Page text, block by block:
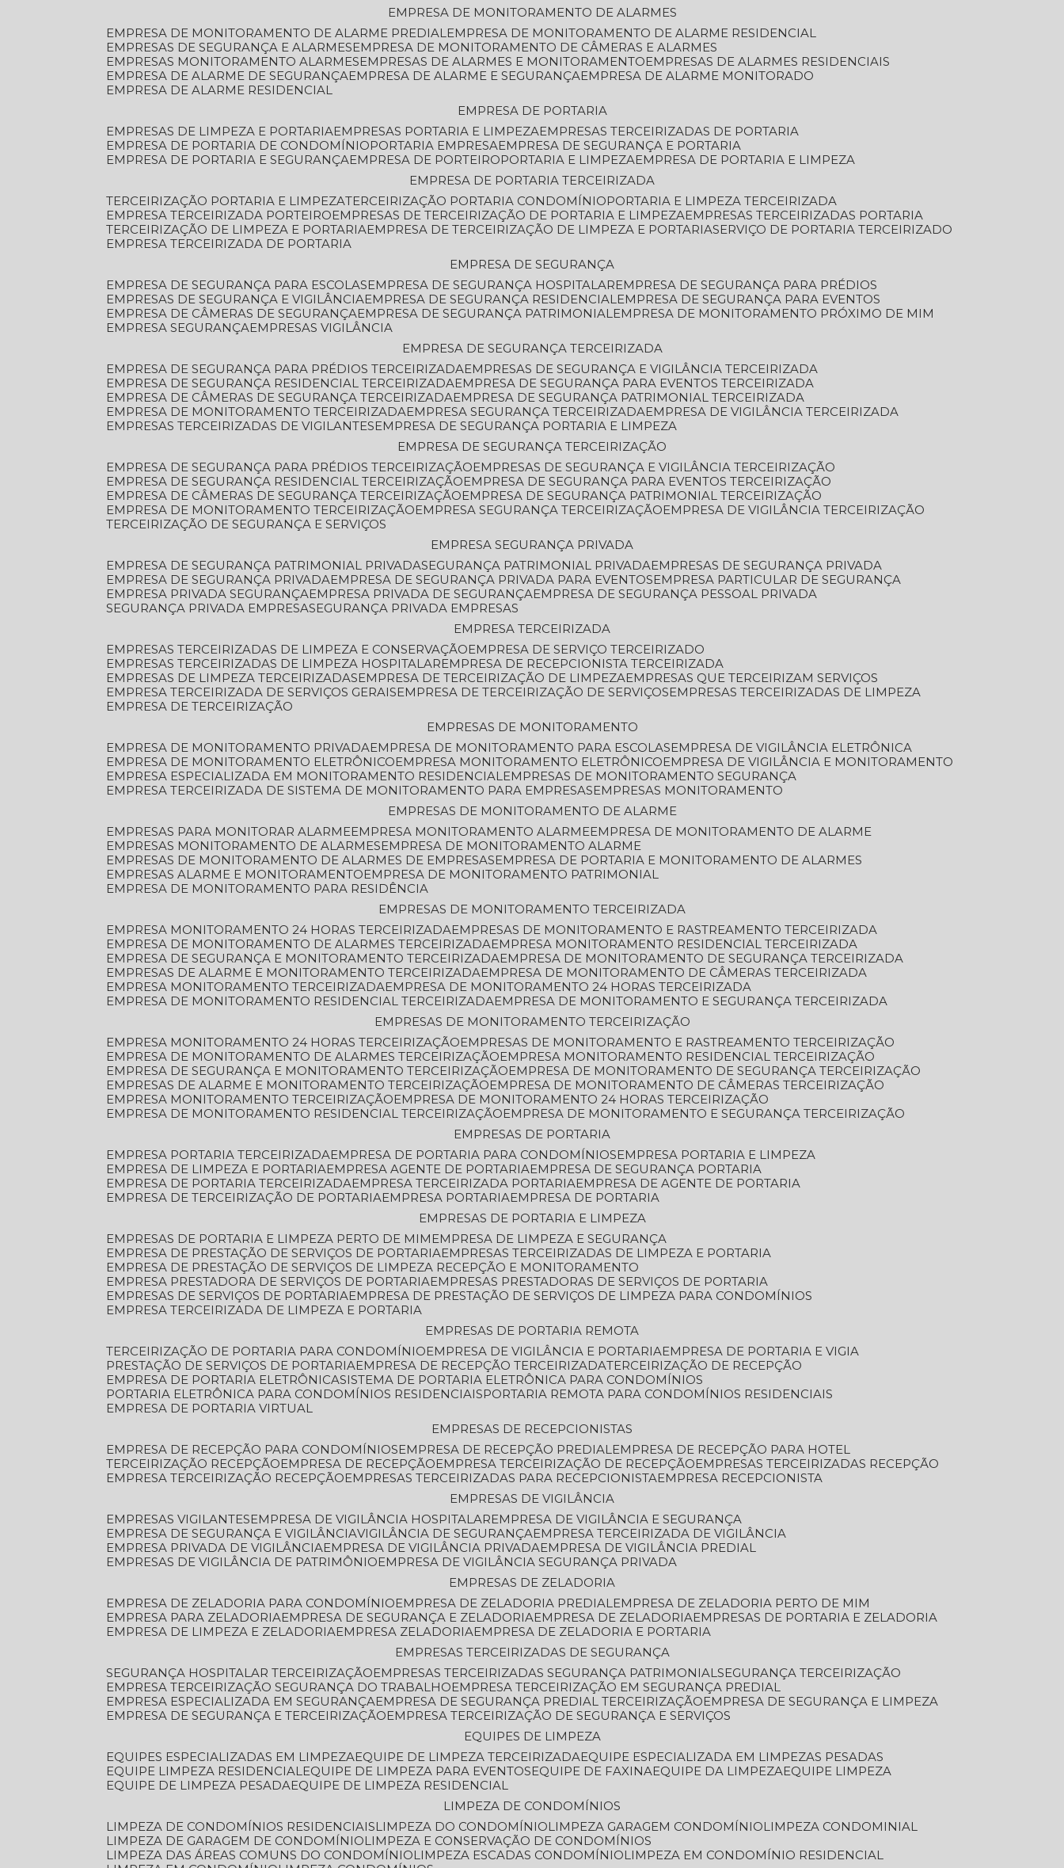
EMPRESA DE MONITORAMENTO DE ALARMES
EMPRESA DE MONITORAMENTO DE ALARME PREDIAL
EMPRESA DE MONITORAMENTO DE ALARME RESIDENCIAL
EMPRESAS DE SEGURANÇA E ALARMES
EMPRESA DE MONITORAMENTO DE CÂMERAS E ALARMES
EMPRESAS MONITORAMENTO ALARMES
EMPRESAS DE ALARMES E MONITORAMENTO
EMPRESAS DE ALARMES RESIDENCIAIS
EMPRESA DE ALARME DE SEGURANÇA
EMPRESA DE ALARME E SEGURANÇA
EMPRESA DE ALARME MONITORADO
EMPRESA DE ALARME RESIDENCIAL
EMPRESA DE PORTARIA
EMPRESAS DE LIMPEZA E PORTARIA
EMPRESAS PORTARIA E LIMPEZA
EMPRESAS TERCEIRIZADAS DE PORTARIA
EMPRESA DE PORTARIA DE CONDOMÍNIO
PORTARIA EMPRESA
EMPRESA DE SEGURANÇA E PORTARIA
EMPRESA DE PORTARIA E SEGURANÇA
EMPRESA DE PORTEIRO PORTARIA E LIMPEZA
EMPRESA DE PORTARIA E LIMPEZA
EMPRESA DE PORTARIA TERCEIRIZADA
TERCEIRIZAÇÃO PORTARIA E LIMPEZA TERCEIRIZAÇÃO PORTARIA CONDOMÍNIO
PORTARIA E LIMPEZA TERCEIRIZADA
EMPRESA TERCEIRIZADA PORTEIRO
EMPRESAS DE TERCEIRIZAÇÃO DE PORTARIA E LIMPEZA
EMPRESAS TERCEIRIZADAS PORTARIA
TERCEIRIZAÇÃO DE LIMPEZA E PORTARIA
EMPRESA DE TERCEIRIZAÇÃO DE LIMPEZA E PORTARIA SERVIÇO DE PORTARIA TERCEIRIZADO
EMPRESA TERCEIRIZADA DE PORTARIA
EMPRESA DE SEGURANÇA
EMPRESA DE SEGURANÇA PARA ESCOLAS
EMPRESA DE SEGURANÇA HOSPITALAR
EMPRESA DE SEGURANÇA PARA PRÉDIOS
EMPRESAS DE SEGURANÇA E VIGILÂNCIA
EMPRESA DE SEGURANÇA RESIDENCIAL
EMPRESA DE SEGURANÇA PARA EVENTOS
EMPRESA DE CÂMERAS DE SEGURANÇA
EMPRESA DE SEGURANÇA PATRIMONIAL
EMPRESA DE MONITORAMENTO PRÓXIMO DE MIM
EMPRESA SEGURANÇA
EMPRESAS VIGILÂNCIA
EMPRESA DE SEGURANÇA TERCEIRIZADA
EMPRESA DE SEGURANÇA PARA PRÉDIOS TERCEIRIZADA
EMPRESAS DE SEGURANÇA E VIGILÂNCIA TERCEIRIZADA
EMPRESA DE SEGURANÇA RESIDENCIAL TERCEIRIZADA
EMPRESA DE SEGURANÇA PARA EVENTOS TERCEIRIZADA
EMPRESA DE CÂMERAS DE SEGURANÇA TERCEIRIZADA
EMPRESA DE SEGURANÇA PATRIMONIAL TERCEIRIZADA
EMPRESA DE MONITORAMENTO TERCEIRIZADA
EMPRESA SEGURANÇA TERCEIRIZADA
EMPRESA DE VIGILÂNCIA TERCEIRIZADA
EMPRESAS TERCEIRIZADAS DE VIGILANTES
EMPRESA DE SEGURANÇA PORTARIA E LIMPEZA
EMPRESA DE SEGURANÇA TERCEIRIZAÇÃO
EMPRESA DE SEGURANÇA PARA PRÉDIOS TERCEIRIZAÇÃO
EMPRESAS DE SEGURANÇA E VIGILÂNCIA TERCEIRIZAÇÃO
EMPRESA DE SEGURANÇA RESIDENCIAL TERCEIRIZAÇÃO
EMPRESA DE SEGURANÇA PARA EVENTOS TERCEIRIZAÇÃO
EMPRESA DE CÂMERAS DE SEGURANÇA TERCEIRIZAÇÃO
EMPRESA DE SEGURANÇA PATRIMONIAL TERCEIRIZAÇÃO
EMPRESA DE MONITORAMENTO TERCEIRIZAÇÃO
EMPRESA SEGURANÇA TERCEIRIZAÇÃO
EMPRESA DE VIGILÂNCIA TERCEIRIZAÇÃO
TERCEIRIZAÇÃO DE SEGURANÇA E SERVIÇOS
EMPRESA SEGURANÇA PRIVADA
EMPRESA DE SEGURANÇA PATRIMONIAL PRIVADA SEGURANÇA PATRIMONIAL PRIVADA
EMPRESAS DE SEGURANÇA PRIVADA
EMPRESA DE SEGURANÇA PRIVADA
EMPRESA DE SEGURANÇA PRIVADA PARA EVENTOS
EMPRESA PARTICULAR DE SEGURANÇA
EMPRESA PRIVADA SEGURANÇA
EMPRESA PRIVADA DE SEGURANÇA
EMPRESA DE SEGURANÇA PESSOAL PRIVADA
SEGURANÇA PRIVADA EMPRESA SEGURANÇA PRIVADA EMPRESAS
EMPRESA TERCEIRIZADA
EMPRESAS TERCEIRIZADAS DE LIMPEZA E CONSERVAÇÃO
EMPRESA DE SERVIÇO TERCEIRIZADO
EMPRESAS TERCEIRIZADAS DE LIMPEZA HOSPITALAR
EMPRESA DE RECEPCIONISTA TERCEIRIZADA
EMPRESAS DE LIMPEZA TERCEIRIZADAS
EMPRESA DE TERCEIRIZAÇÃO DE LIMPEZA
EMPRESAS QUE TERCEIRIZAM SERVIÇOS
EMPRESA TERCEIRIZADA DE SERVIÇOS GERAIS
EMPRESA DE TERCEIRIZAÇÃO DE SERVIÇOS
EMPRESAS TERCEIRIZADAS DE LIMPEZA
EMPRESA DE TERCEIRIZAÇÃO
EMPRESAS DE MONITORAMENTO
EMPRESA DE MONITORAMENTO PRIVADA
EMPRESA DE MONITORAMENTO PARA ESCOLAS
EMPRESA DE VIGILÂNCIA ELETRÔNICA
EMPRESA DE MONITORAMENTO ELETRÔNICO
EMPRESA MONITORAMENTO ELETRÔNICO
EMPRESA DE VIGILÂNCIA E MONITORAMENTO
EMPRESA ESPECIALIZADA EM MONITORAMENTO RESIDENCIAL
EMPRESAS DE MONITORAMENTO SEGURANÇA
EMPRESA TERCEIRIZADA DE SISTEMA DE MONITORAMENTO PARA EMPRESAS
EMPRESAS MONITORAMENTO
EMPRESAS DE MONITORAMENTO DE ALARME
EMPRESAS PARA MONITORAR ALARME
EMPRESA MONITORAMENTO ALARME
EMPRESA DE MONITORAMENTO DE ALARME
EMPRESAS MONITORAMENTO DE ALARMES
EMPRESA DE MONITORAMENTO ALARME
EMPRESAS DE MONITORAMENTO DE ALARMES DE EMPRESAS
EMPRESA DE PORTARIA E MONITORAMENTO DE ALARMES
EMPRESAS ALARME E MONITORAMENTO
EMPRESA DE MONITORAMENTO PATRIMONIAL
EMPRESA DE MONITORAMENTO PARA RESIDÊNCIA
EMPRESAS DE MONITORAMENTO TERCEIRIZADA
EMPRESA MONITORAMENTO 24 HORAS TERCEIRIZADA
EMPRESAS DE MONITORAMENTO E RASTREAMENTO TERCEIRIZADA
EMPRESA DE MONITORAMENTO DE ALARMES TERCEIRIZADA
EMPRESA MONITORAMENTO RESIDENCIAL TERCEIRIZADA
EMPRESA DE SEGURANÇA E MONITORAMENTO TERCEIRIZADA
EMPRESA DE MONITORAMENTO DE SEGURANÇA TERCEIRIZADA
EMPRESAS DE ALARME E MONITORAMENTO TERCEIRIZADA
EMPRESA DE MONITORAMENTO DE CÂMERAS TERCEIRIZADA
EMPRESA MONITORAMENTO TERCEIRIZADA
EMPRESA DE MONITORAMENTO 24 HORAS TERCEIRIZADA
EMPRESA DE MONITORAMENTO RESIDENCIAL TERCEIRIZADA
EMPRESA DE MONITORAMENTO E SEGURANÇA TERCEIRIZADA
EMPRESAS DE MONITORAMENTO TERCEIRIZAÇÃO
EMPRESA MONITORAMENTO 24 HORAS TERCEIRIZAÇÃO
EMPRESAS DE MONITORAMENTO E RASTREAMENTO TERCEIRIZAÇÃO
EMPRESA DE MONITORAMENTO DE ALARMES TERCEIRIZAÇÃO
EMPRESA MONITORAMENTO RESIDENCIAL TERCEIRIZAÇÃO
EMPRESA DE SEGURANÇA E MONITORAMENTO TERCEIRIZAÇÃO
EMPRESA DE MONITORAMENTO DE SEGURANÇA TERCEIRIZAÇÃO
EMPRESAS DE ALARME E MONITORAMENTO TERCEIRIZAÇÃO
EMPRESA DE MONITORAMENTO DE CÂMERAS TERCEIRIZAÇÃO
EMPRESA MONITORAMENTO TERCEIRIZAÇÃO
EMPRESA DE MONITORAMENTO 24 HORAS TERCEIRIZAÇÃO
EMPRESA DE MONITORAMENTO RESIDENCIAL TERCEIRIZAÇÃO
EMPRESA DE MONITORAMENTO E SEGURANÇA TERCEIRIZAÇÃO
EMPRESAS DE PORTARIA
EMPRESA PORTARIA TERCEIRIZADA
EMPRESA DE PORTARIA PARA CONDOMÍNIOS
EMPRESA PORTARIA E LIMPEZA
EMPRESA DE LIMPEZA E PORTARIA
EMPRESA AGENTE DE PORTARIA
EMPRESA DE SEGURANÇA PORTARIA
EMPRESA DE PORTARIA TERCEIRIZADA
EMPRESA TERCEIRIZADA PORTARIA
EMPRESA DE AGENTE DE PORTARIA
EMPRESA DE TERCEIRIZAÇÃO DE PORTARIA
EMPRESA PORTARIA
EMPRESA DE PORTARIA
EMPRESAS DE PORTARIA E LIMPEZA
EMPRESAS DE PORTARIA E LIMPEZA PERTO DE MIM
EMPRESA DE LIMPEZA E SEGURANÇA
EMPRESA DE PRESTAÇÃO DE SERVIÇOS DE PORTARIA
EMPRESAS TERCEIRIZADAS DE LIMPEZA E PORTARIA
EMPRESA DE PRESTAÇÃO DE SERVIÇOS DE LIMPEZA RECEPÇÃO E MONITORAMENTO
EMPRESA PRESTADORA DE SERVIÇOS DE PORTARIA
EMPRESAS PRESTADORAS DE SERVIÇOS DE PORTARIA
EMPRESAS DE SERVIÇOS DE PORTARIA
EMPRESA DE PRESTAÇÃO DE SERVIÇOS DE LIMPEZA PARA CONDOMÍNIOS
EMPRESA TERCEIRIZADA DE LIMPEZA E PORTARIA
EMPRESAS DE PORTARIA REMOTA
TERCEIRIZAÇÃO DE PORTARIA PARA CONDOMÍNIO
EMPRESA DE VIGILÂNCIA E PORTARIA
EMPRESA DE PORTARIA E VIGIA
PRESTAÇÃO DE SERVIÇOS DE PORTARIA
EMPRESA DE RECEPÇÃO TERCEIRIZADA TERCEIRIZAÇÃO DE RECEPÇÃO
EMPRESA DE PORTARIA ELETRÔNICA SISTEMA DE PORTARIA ELETRÔNICA PARA CONDOMÍNIOS
PORTARIA ELETRÔNICA PARA CONDOMÍNIOS RESIDENCIAIS
PORTARIA REMOTA PARA CONDOMÍNIOS RESIDENCIAIS
EMPRESA DE PORTARIA VIRTUAL
EMPRESAS DE RECEPCIONISTAS
EMPRESA DE RECEPÇÃO PARA CONDOMÍNIOS
EMPRESA DE RECEPÇÃO PREDIAL
EMPRESA DE RECEPÇÃO PARA HOTEL
TERCEIRIZAÇÃO RECEPÇÃO
EMPRESA DE RECEPÇÃO EMPRESA TERCEIRIZAÇÃO DE RECEPÇÃO
EMPRESAS TERCEIRIZADAS RECEPÇÃO
EMPRESA TERCEIRIZAÇÃO RECEPÇÃO
EMPRESAS TERCEIRIZADAS PARA RECEPCIONISTA
EMPRESA RECEPCIONISTA
EMPRESAS DE VIGILÂNCIA
EMPRESAS VIGILANTES
EMPRESA DE VIGILÂNCIA HOSPITALAR
EMPRESA DE VIGILÂNCIA E SEGURANÇA
EMPRESA DE SEGURANÇA E VIGILÂNCIA VIGILÂNCIA DE SEGURANÇA
EMPRESA TERCEIRIZADA DE VIGILÂNCIA
EMPRESA PRIVADA DE VIGILÂNCIA
EMPRESA DE VIGILÂNCIA PRIVADA
EMPRESA DE VIGILÂNCIA PREDIAL
EMPRESAS DE VIGILÂNCIA DE PATRIMÔNIO
EMPRESA DE VIGILÂNCIA SEGURANÇA PRIVADA
EMPRESAS DE ZELADORIA
EMPRESA DE ZELADORIA PARA CONDOMÍNIO
EMPRESA DE ZELADORIA PREDIAL
EMPRESA DE ZELADORIA PERTO DE MIM
EMPRESA PARA ZELADORIA
EMPRESA DE SEGURANÇA E ZELADORIA EMPRESA DE ZELADORIA
EMPRESAS DE PORTARIA E ZELADORIA
EMPRESA DE LIMPEZA E ZELADORIA
EMPRESA ZELADORIA
EMPRESA DE ZELADORIA E PORTARIA
EMPRESAS TERCEIRIZADAS DE SEGURANÇA
SEGURANÇA HOSPITALAR TERCEIRIZAÇÃO
EMPRESAS TERCEIRIZADAS SEGURANÇA PATRIMONIAL SEGURANÇA TERCEIRIZAÇÃO
EMPRESA TERCEIRIZAÇÃO SEGURANÇA DO TRABALHO
EMPRESA TERCEIRIZAÇÃO EM SEGURANÇA PREDIAL
EMPRESA ESPECIALIZADA EM SEGURANÇA
EMPRESA DE SEGURANÇA PREDIAL TERCEIRIZAÇÃO
EMPRESA DE SEGURANÇA E LIMPEZA
EMPRESA DE SEGURANÇA E TERCEIRIZAÇÃO
EMPRESA TERCEIRIZAÇÃO DE SEGURANÇA E SERVIÇOS
EQUIPES DE LIMPEZA
EQUIPES ESPECIALIZADAS EM LIMPEZA EQUIPE DE LIMPEZA TERCEIRIZADA EQUIPE ESPECIALIZADA EM LIMPEZAS PESADAS
EQUIPE LIMPEZA RESIDENCIAL EQUIPE DE LIMPEZA PARA EVENTOS EQUIPE DE FAXINA EQUIPE DA LIMPEZA EQUIPE LIMPEZA
EQUIPE DE LIMPEZA PESADA EQUIPE DE LIMPEZA RESIDENCIAL
LIMPEZA DE CONDOMÍNIOS
LIMPEZA DE CONDOMÍNIOS RESIDENCIAIS
LIMPEZA DO CONDOMÍNIO LIMPEZA GARAGEM CONDOMÍNIO
LIMPEZA CONDOMINIAL
LIMPEZA DE GARAGEM DE CONDOMÍNIO
LIMPEZA E CONSERVAÇÃO DE CONDOMÍNIOS
LIMPEZA DAS ÁREAS COMUNS DO CONDOMÍNIO
LIMPEZA ESCADAS CONDOMÍNIO
LIMPEZA EM CONDOMÍNIO RESIDENCIAL